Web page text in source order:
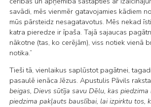
savādi, mēs vienmēr gatavojamies kādiem
mūs pārsteidz nesagatavotus. Mēs nekad
katra pieredze ir īpaša. Tajā sajaucas
nākotne (tas, ko cerējām), viss notiek vienā
notika.”
Tieši tā, vienlaikus saplūstot pagātnei,
pasaulē ienāca Jēzus. Apustulis Pāvils
beigas, Dievs sūtīja savu Dēlu, kas piedzima
piedzima pakļauts bauslībai, lai izpirktu tos,